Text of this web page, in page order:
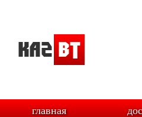
главная